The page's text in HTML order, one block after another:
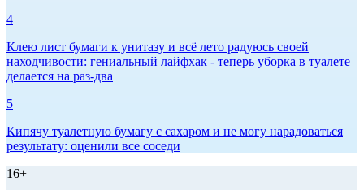
4
Клею лист бумаги к унитазу и всё лето радуюсь своей
находчивости: гениальный лайфхак - теперь уборка в туалете
делается на раз-два
5
Кипячу туалетную бумагу с сахаром и не могу нарадоваться
результату: оценили все соседи
16+